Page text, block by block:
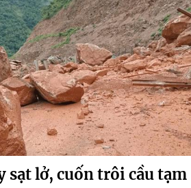
sạt lở, cuốn trôi cầu tạm